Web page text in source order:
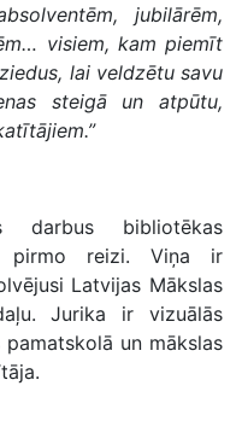
jubilārēm,
visiem, kam piemīt
lai veldzētu savu
steigā un atpūtu,
darbus bibliotēkas
pirmo reizi. Viņa ir
Latvijas Mākslas
Jurika ir vizuālās
un mākslas